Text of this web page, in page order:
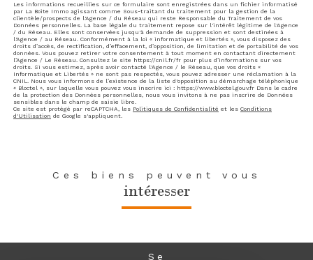
Les informations recueillies sur ce formulaire sont enregistrées dans un fichier informatisé
par La Boite Immo agissant comme Sous-traitant du traitement pour la gestion de la
clientèle/prospects de l'Agence / du Réseau qui reste Responsable du Traitement de vos
Données personnelles. La base légale du traitement repose sur l'intérêt légitime de l'Agence
/ du Réseau. Elles sont conservées jusqu'à demande de suppression et sont destinées à
l'Agence / au Réseau. Conformément à la loi « informatique et libertés », vous disposez des
droits d’accès, de rectification, d’effacement, d’opposition, de limitation et de portabilité de vos
données. Vous pouvez retirer votre consentement à tout moment en contactant directement
l’Agence / Le Réseau. Consultez le site https://cnil.fr/fr pour plus d’informations sur vos
droits. Si vous estimez, après avoir contacté l'Agence / le Réseau, que vos droits «
Informatique et Libertés » ne sont pas respectés, vous pouvez adresser une réclamation à la
CNIL. Nous vous informons de l’existence de la liste d'opposition au démarchage téléphonique
« Bloctel », sur laquelle vous pouvez vous inscrire ici : https://www.bloctel.gouv.fr Dans le cadre
de la protection des Données personnelles, nous vous invitons à ne pas inscrire de Données
sensibles dans le champ de saisie libre.
Ce site est protégé par reCAPTCHA, les Politiques de Confidentialité et les Conditions
d'Utilisation de Google s'appliquent.
Ces biens peuvent vous
intéresser
Se